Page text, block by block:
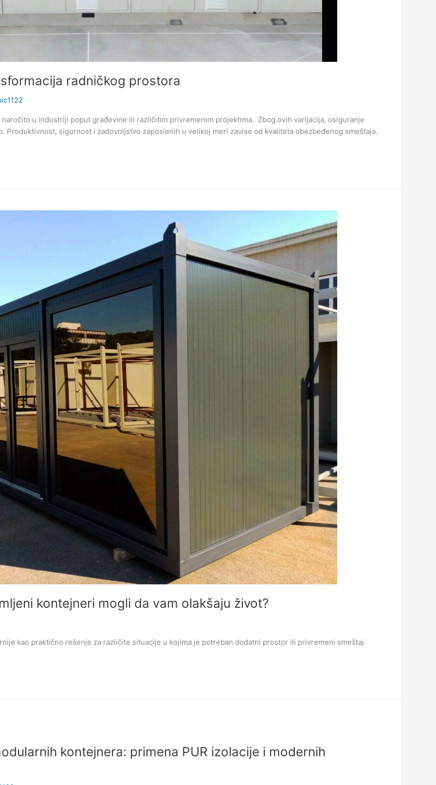
radničkog prostora
naročito u industriji poput građevine ili različitim privremenim projektima. Zbog ovih varijacija, osiguranje
Produktivnost, sigurnost i zadovoljstvo zaposlenih u velikoj meri zavise od kvaliteta obezbeđenog smeštaja.
kontejneri mogli da vam olakšaju život?
kao praktično rešenje za različite situacije u kojima je potreban dodatni prostor ili privremeni smeštaj.
kontejnera: primena PUR izolacije i modernih